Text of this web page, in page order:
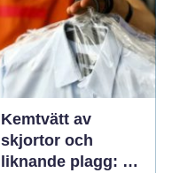
Kemtvätt av
skjortor och
liknande plagg: Så